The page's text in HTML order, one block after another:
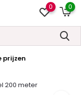
0 0
prijzen
200 meter